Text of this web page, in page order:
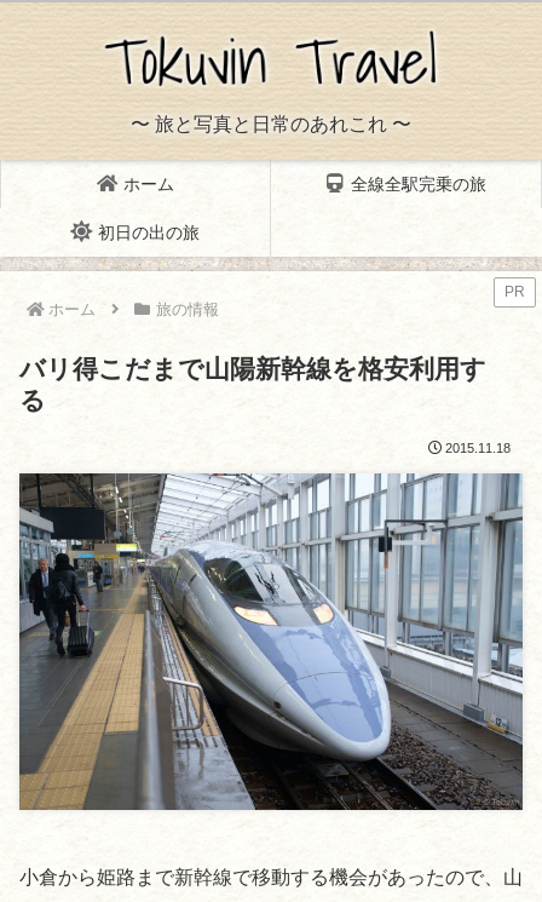
〜 旅と写真と日常のあれこれ 〜
ホーム 全線全駅完乗の旅
初日の出の旅
PR
ホーム 旅の情報
バリ得こだまで山陽新幹線を格安利用す
る
2015.11.18
小倉から姫路まで新幹線で移動する機会があったので、山